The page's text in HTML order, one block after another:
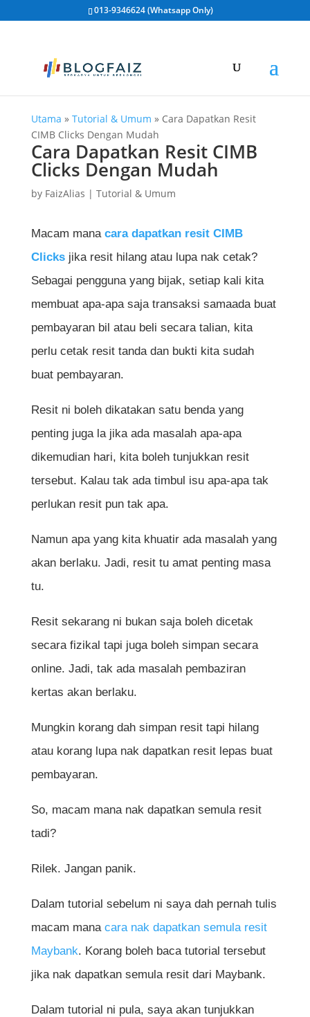
013-9346624 (Whatsapp Only)
Utama » Tutorial & Umum » Cara Dapatkan Resit
CIMB Clicks Dengan Mudah
Cara Dapatkan Resit CIMB
Clicks Dengan Mudah
by FaizAlias | Tutorial & Umum
Macam mana cara dapatkan resit CIMB
Clicksjika resit hilang atau lupa nak cetak?
Sebagai pengguna yang bijak, setiap kali kita
membuat apa-apa saja transaksi samaada buat
pembayaran bil atau beli secara talian, kita
perlu cetak resit tanda dan bukti kita sudah
buat pembayaran.
Resit ni boleh dikatakan satu benda yang
penting juga la jika ada masalah apa-apa
dikemudian hari, kita boleh tunjukkan resit
tersebut. Kalau tak ada timbul isu apa-apa tak
perlukan resit pun tak apa.
Namun apa yang kita khuatir ada masalah yang
akan berlaku. Jadi, resit tu amat penting masa
tu.
Resit sekarang ni bukan saja boleh dicetak
secara fizikal tapi juga boleh simpan secara
online. Jadi, tak ada masalah pembaziran
kertas akan berlaku.
Mungkin korang dah simpan resit tapi hilang
atau korang lupa nak dapatkan resit lepas buat
pembayaran.
So, macam mana nak dapatkan semula resit
tadi?
Rilek. Jangan panik.
Dalam tutorial sebelum ni saya dah pernah tulis
macam mana cara nak dapatkan semula resit
Maybank. Korang boleh baca tutorial tersebut
jika nak dapatkan semula resit dari Maybank.
Dalam tutorial ni pula, saya akan tunjukkan